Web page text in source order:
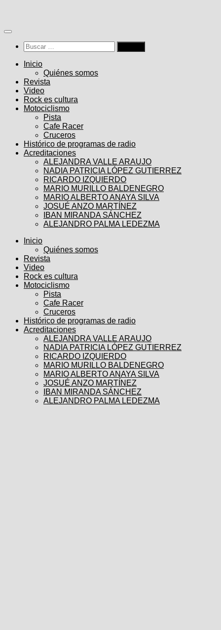
contenido
Buscar:
Inicio
Quiénes somos
Revista
Video
Rock es cultura
Motociclismo
Pista
Cafe Racer
Cruceros
Histórico de programas de radio
Acreditaciones
ALEJANDRA VALLE ARAUJO
NADIA PATRICIA LÓPEZ GUTIERREZ
RICARDO IZQUIERDO
MARIO MURILLO BALDENEGRO
MARIO ALBERTO ANAYA SILVA
JOSUÉ ANZO MARTÍNEZ
IBAN MIRANDA SÁNCHEZ
ALEJANDRO PALMA LEDEZMA
Inicio
Quiénes somos
Revista
Video
Rock es cultura
Motociclismo
Pista
Cafe Racer
Cruceros
Histórico de programas de radio
Acreditaciones
ALEJANDRA VALLE ARAUJO
NADIA PATRICIA LÓPEZ GUTIERREZ
RICARDO IZQUIERDO
MARIO MURILLO BALDENEGRO
MARIO ALBERTO ANAYA SILVA
JOSUÉ ANZO MARTÍNEZ
IBAN MIRANDA SÁNCHEZ
ALEJANDRO PALMA LEDEZMA